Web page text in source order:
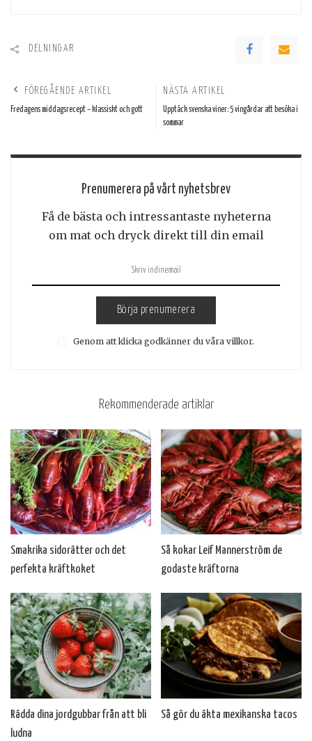
DELNINGAR
FÖREGÅENDE ARTIKEL
Fredagens middagsrecept – klassiskt och gott
NÄSTA ARTIKEL
Upptäck svenska viner: 5 vingårdar att besöka i
sommar
Prenumerera på vårt nyhetsbrev
Få de bästa och intressantaste nyheterna
om mat och dryck direkt till din email
Börja prenumerera
Genom att klicka godkänner du våra villkor.
Rekommenderade artiklar
Smakrika sidorätter och det
perfekta kräftkoket
Så kokar Leif Mannerström de
godaste kräftorna
Rädda dina jordgubbar från att bli
ludna
Så gör du äkta mexikanska tacos